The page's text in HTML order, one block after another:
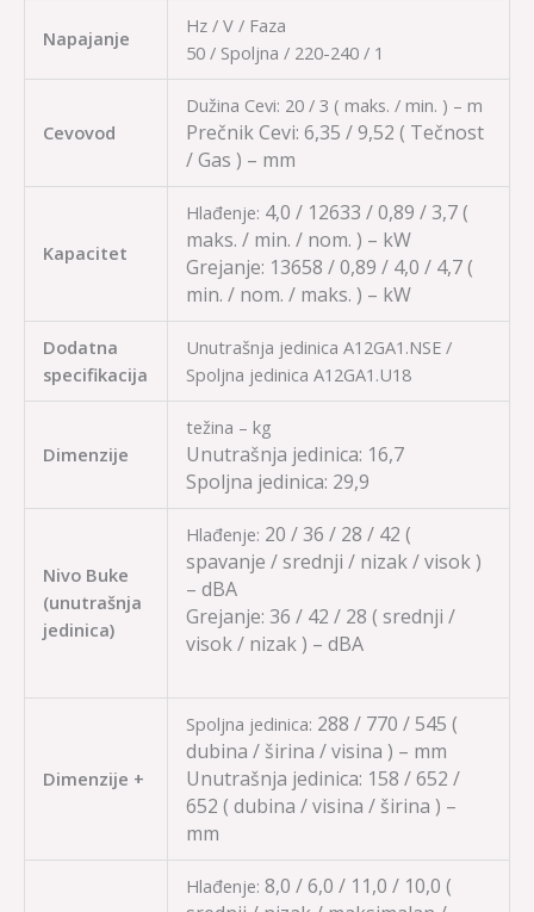
Napajanje
Hz / V / Faza
50 / Spoljna / 220-240 / 1
Cevovod
Dužina Cevi: 20 / 3 ( maks. / min. ) – m
Prečnik Cevi: 6,35 / 9,52 ( Tečnost
/ Gas ) – mm
Kapacitet
Hlađenje: 4,0 / 12633 / 0,89 / 3,7(
maks. / min. / nom. ) – kW
Grejanje: 13658 / 0,89 / 4,0 / 4,7(
min. / nom. / maks. ) – kW
Dodatna
specifikacija
Unutrašnja jedinica A12GA1.NSE /
Spoljna jedinica A12GA1.U18
Dimenzije
težina – kg
Unutrašnja jedinica: 16,7
Spoljna jedinica: 29,9
Nivo Buke
(unutrašnja
jedinica)
Hlađenje: 20 / 36 / 28 / 42 (
spavanje / srednji / nizak / visok )
– dBA
Grejanje: 36 / 42 / 28 ( srednji /
visok / nizak ) – dBA
Dimenzije +
Spoljna jedinica: 288 / 770 / 545 (
dubina / širina / visina ) – mm
Unutrašnja jedinica: 158 / 652 /
652 ( dubina / visina / širina ) –
mm
Hlađenje: 8,0 / 6,0 / 11,0 / 10,0 (